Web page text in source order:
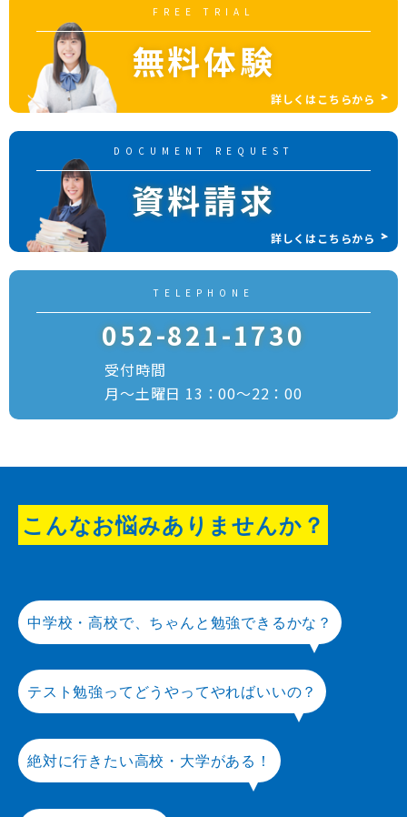
FREE TRIAL
無料体験
詳しくはこちらから
DOCUMENT REQUEST
資料請求
詳しくはこちらから
TELEPHONE
052-821-1730
受付時間
月～土曜日 13：00～22：00
こんなお悩みありませんか？
中学校・高校で、ちゃんと勉強できるかな？
テスト勉強ってどうやってやればいいの？
絶対に行きたい高校・大学がある！